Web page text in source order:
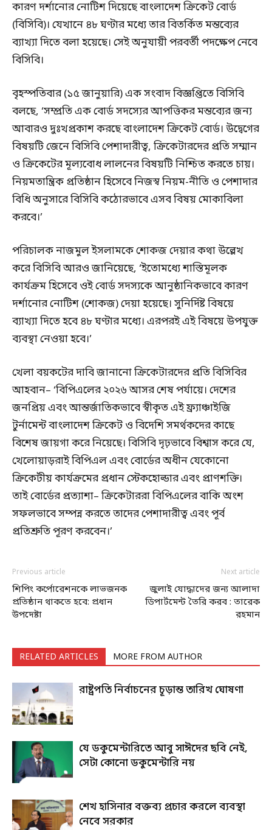
কারণ দর্শানোর নোটিশ দিয়েছে বাংলাদেশ ক্রিকেট বোর্ড
(বিসিবি)। যেখানে ৪৮ ঘণ্টার মধ্যে তার বিতর্কিত মন্তব্যের
ব্যাখ্যা দিতে বলা হয়েছে। সেই অনুযায়ী পরবর্তী পদক্ষেপ নেবে
বিসিবি।
বৃহস্পতিবার (১৫ জানুয়ারি) এক সংবাদ বিজ্ঞপ্তিতে বিসিবি
বলছে, ‘সম্প্রতি এক বোর্ড সদস্যের আপত্তিকর মন্তব্যের জন্য
আবারও দুঃখপ্রকাশ করছে বাংলাদেশ ক্রিকেট বোর্ড। উদ্বেগের
বিষয়টি জেনে বিসিবি পেশাদারীত্ব, ক্রিকেটারদের প্রতি সম্মান
ও ক্রিকেটের মূল্যবোধ লালনের বিষয়টি নিশ্চিত করতে চায়।
নিয়মতান্ত্রিক প্রতিষ্ঠান হিসেবে নিজস্ব নিয়ম-নীতি ও পেশাদার
বিধি অনুসারে বিসিবি কঠোরভাবে এসব বিষয় মোকাবিলা
করবে।’
পরিচালক নাজমুল ইসলামকে শোকজ দেয়ার কথা উল্লেখ
করে বিসিবি আরও জানিয়েছে, ‘ইতোমধ্যে শাস্তিমূলক
কার্যক্রম হিসেবে ওই বোর্ড সদস্যকে আনুষ্ঠানিকভাবে কারণ
দর্শানোর নোটিশ (শোকজ) দেয়া হয়েছে। সুনির্দিষ্ট বিষয়ে
ব্যাখ্যা দিতে হবে ৪৮ ঘণ্টার মধ্যে। এরপরই এই বিষয়ে উপযুক্ত
ব্যবস্থা নেওয়া হবে।’
খেলা বয়কটের দাবি জানানো ক্রিকেটারদের প্রতি বিসিবির
আহবান– ‘বিপিএলের ২০২৬ আসর শেষ পর্যায়ে। দেশের
জনপ্রিয় এবং আন্তর্জাতিকভাবে স্বীকৃত এই ফ্র্যাঞ্চাইজি
টুর্নামেন্ট বাংলাদেশ ক্রিকেট ও বিদেশি সমর্থকদের কাছে
বিশেষ জায়গা করে নিয়েছে। বিসিবি দৃঢ়ভাবে বিশ্বাস করে যে,
খেলোয়াড়রাই বিপিএল এবং বোর্ডের অধীন যেকোনো
ক্রিকেটীয় কার্যক্রমের প্রধান স্টেকহোল্ডার এবং প্রাণশক্তি।
তাই বোর্ডের প্রত্যাশা– ক্রিকেটাররা বিপিএলের বাকি অংশ
সফলভাবে সম্পন্ন করতে তাদের পেশাদারীত্ব এবং পূর্ব
প্রতিশ্রুতি পূরণ করবেন।’
Previous article
শিপিং কর্পোরেশনকে লাভজনক
প্রতিষ্ঠান থাকতে হবে: প্রধান
উপদেষ্টা
Next article
জুলাই যোদ্ধাদের জন্য আলাদা
ডিপার্টমেন্ট তৈরি করব : তারেক
রহমান
RELATED ARTICLES MORE FROM AUTHOR
রাষ্ট্রপতি নির্বাচনের চূড়ান্ত তারিখ ঘোষণা
যে ডকুমেন্টারিতে আবু সাঈদের ছবি নেই,
সেটা কোনো ডকুমেন্টারি নয়
শেখ হাসিনার বক্তব্য প্রচার করলে ব্যবস্থা
নেবে সরকার